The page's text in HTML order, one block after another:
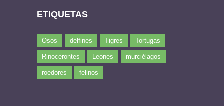
ETIQUETAS
Osos delfines Tigres Tortugas
Rinocerontes Leones murciélagos
roedores felinos